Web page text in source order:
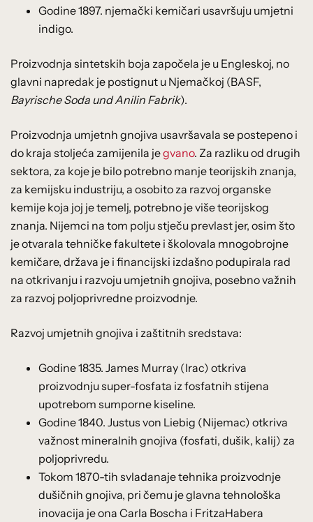
Godine 1897. njemački kemičari usavršuju umjetni
indigo.
Proizvodnja sintetskih boja započela je u Engleskoj, no
glavni napredak je postignut u Njemačkoj (BASF,
Bayrische Soda und Anilin Fabrik).
Proizvodnja umjetnh gnojiva usavršavala se postepeno i
do kraja stoljeća zamijenila jegvano. Za razliku od drugih
sektora, za koje je bilo potrebno manje teorijskih znanja,
za kemijsku industriju, a osobito za razvoj organske
kemije koja joj je temelj, potrebno je više teorijskog
znanja. Nijemci na tom polju stječu prevlast jer, osim što
je otvarala tehničke fakultete i školovala mnogobrojne
kemičare, država je i financijski izdašno podupirala rad
na otkrivanju i razvoju umjetnih gnojiva, posebno važnih
za razvoj poljoprivredne proizvodnje.
Razvoj umjetnih gnojiva i zaštitnih sredstava:
Godine 1835. James Murray (Irac) otkriva
proizvodnju super-fosfata iz fosfatnih stijena
upotrebom sumporne kiseline.
Godine 1840. Justus von Liebig (Nijemac) otkriva
važnost mineralnih gnojiva (fosfati, dušik, kalij) za
poljoprivredu.
Tokom 1870-tih svladanaje tehnika proizvodnje
dušičnih gnojiva, pri čemu je glavna tehnološka
inovacija je ona Carla Boscha i FritzaHabera